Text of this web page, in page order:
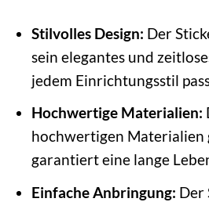
Stilvolles Design: Der
sein elegantes und
jedem Einrichtungsstil
Hochwertige Materialien:
hochwertigen Materialien
garantiert eine lange
Einfache Anbringung: Der